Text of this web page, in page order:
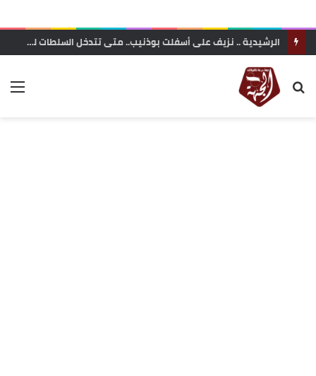
ميدلت: تعثر أشغال الصرف الصحي يحول مركز زايدة إلى بؤرة للغبار.. مطالب بتدخل عاجل لإنهاء معاناة الساكنة